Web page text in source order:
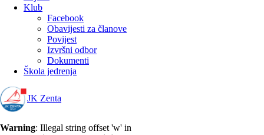
Klub
Facebook
Obavijesti za članove
Povijest
Izvršni odbor
Dokumenti
Škola jedrenja
JK Zenta
Warning: Illegal string offset 'w' in